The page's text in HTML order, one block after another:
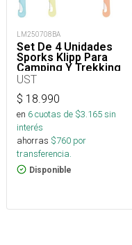
LM250708BA
Set De 4 Unidades
Sporks Klipp Para
Camping Y Trekking
UST
$ 18.990
en 6cuotas de $3.165sin
interés
ahorras $760 por
transferencia.
Disponible